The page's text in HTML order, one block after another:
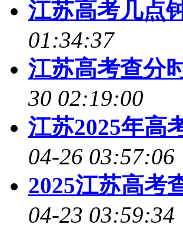
江苏高考几点
01:34:37
江苏高考查分
30 02:19:00
江苏2025年高
04-26 03:57:06
2025江苏高考
04-23 03:59:34